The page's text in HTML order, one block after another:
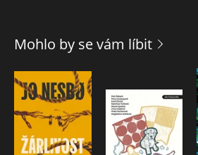
snaha realizovat se jako umělec. Přes
jeho tvůrčí cesta vedla k pastelům a
keramiku. Významnou část knihy tvoří
román. Zdi tvé mu nakonec v roce
cestu do porevoluční české
jen o lukrativních nabídkách a
také o odmítnutích. Michael Třeštík o
zaznamenává život v celé jeho
Mohlo by se vám líbit